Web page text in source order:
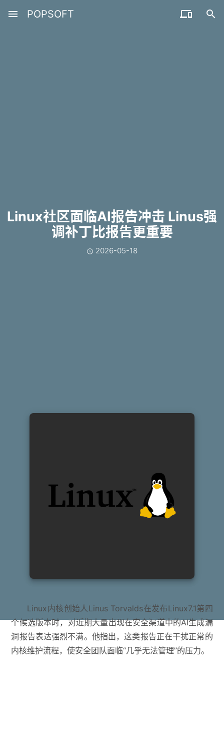
menu POPSOFT  
Linux社区面临AI报告冲击 Linus强
调补丁比报告更重要
 2026-05-18
Linux内核创始人Linus Torvalds在发布Linux7.1第四
个候选版本时，对近期大量出现在安全渠道中的AI生成漏
洞报告表达强烈不满。他指出，这类报告正在干扰正常的
内核维护流程，使安全团队面临“几乎无法管理”的压力。